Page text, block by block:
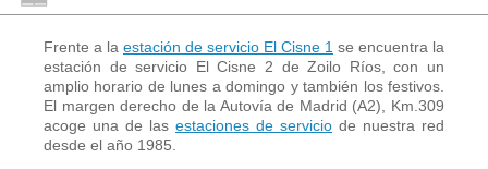
Frente a la estación de servicio El Cisne 1 se encuentra la
estación de servicio El Cisne 2 de Zoilo Ríos, con un
amplio horario de lunes a domingo y también los festivos.
El margen derecho de la Autovía de Madrid (A2), Km.309
acoge una de las estaciones de servicio de nuestra red
desde el año 1985.